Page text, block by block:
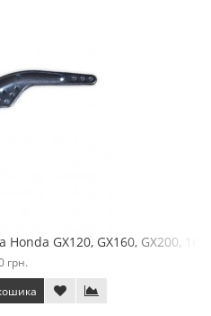
GX120, GX160, GX200,
грн.